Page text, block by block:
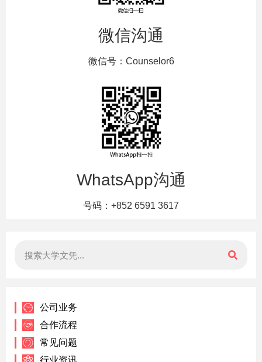
微信沟通
微信号：Counselor6
WhatsApp沟通
号码：+852 6591 3617
公司业务
合作流程
常见问题
行业资讯